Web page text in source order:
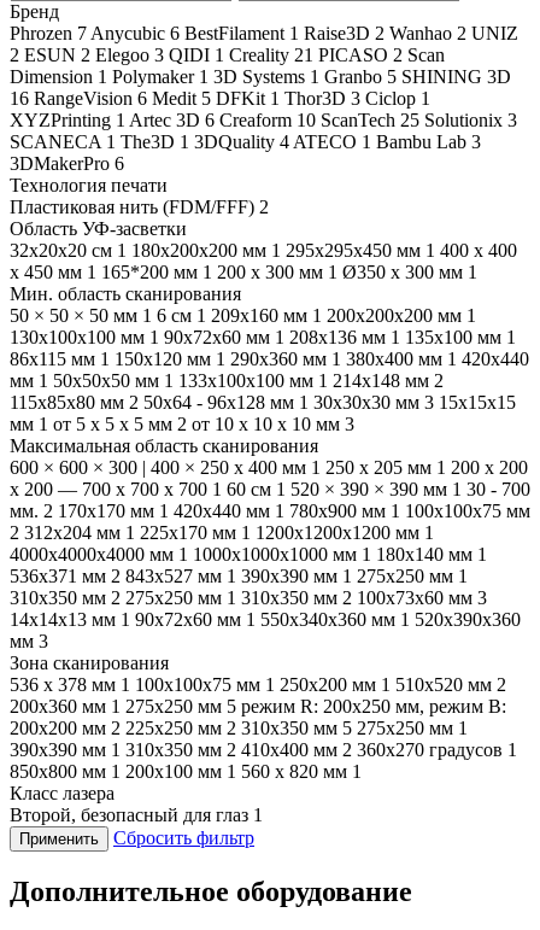
Бренд
Phrozen 7 Anycubic 6 BestFilament 1 Raise3D 2 Wanhao 2 UNIZ
2 ESUN 2 Elegoo 3 QIDI 1 Creality 21 PICASO 2 Scan
Dimension 1 Polymaker 1 3D Systems 1 Granbo 5 SHINING 3D
16 RangeVision 6 Medit 5 DFKit 1 Thor3D 3 Ciclop 1
XYZPrinting 1 Artec 3D 6 Creaform 10 ScanTech 25 Solutionix 3
SCANECA 1 The3D 1 3DQuality 4 ATECO 1 Bambu Lab 3
3DMakerPro 6
Технология печати
Пластиковая нить (FDM/FFF) 2
Область УФ-засветки
32х20х20 см 1 180х200х200 мм 1 295х295х450 мм 1 400 x 400
x 450 мм 1 165*200 мм 1 200 х 300 мм 1 Ø350 x 300 мм 1
Мин. область сканирования
50 × 50 × 50 мм 1 6 см 1 209х160 мм 1 200x200x200 мм 1
130x100x100 мм 1 90x72x60 мм 1 208x136 мм 1 135x100 мм 1
86х115 мм 1 150x120 мм 1 290x360 мм 1 380х400 мм 1 420х440
мм 1 50х50х50 мм 1 133x100x100 мм 1 214x148 мм 2
115х85х80 мм 2 50x64 - 96x128 мм 1 30x30x30 мм 3 15х15х15
мм 1 от 5 x 5 x 5 мм 2 от 10 x 10 x 10 мм 3
Максимальная область сканирования
600 × 600 × 300 | 400 × 250 x 400 мм 1 250 х 205 мм 1 200 x 200
x 200 — 700 x 700 x 700 1 60 см 1 520 × 390 × 390 мм 1 30 - 700
мм. 2 170x170 мм 1 420х440 мм 1 780х900 мм 1 100x100x75 мм
2 312х204 мм 1 225x170 мм 1 1200x1200x1200 мм 1
4000x4000x4000 мм 1 1000x1000x1000 мм 1 180x140 мм 1
536x371 мм 2 843x527 мм 1 390х390 мм 1 275х250 мм 1
310x350 мм 2 275x250 мм 1 310х350 мм 2 100х73х60 мм 3
14x14x13 мм 1 90x72x60 мм 1 550х340х360 мм 1 520х390х360
мм 3
Зона сканирования
536 x 378 мм 1 100х100х75 мм 1 250x200 мм 1 510х520 мм 2
200х360 мм 1 275х250 мм 5 режим R: 200х250 мм, режим B:
200х200 мм 2 225х250 мм 2 310х350 мм 5 275x250 мм 1
390х390 мм 1 310x350 мм 2 410х400 мм 2 360х270 градусов 1
850х800 мм 1 200x100 мм 1 560 х 820 мм 1
Класс лазера
Второй, безопасный для глаз 1
Применить Сбросить фильтр
Дополнительное оборудование